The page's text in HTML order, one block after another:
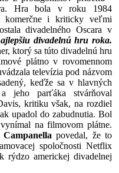
Hra bola v roku 1984
komerčne i kriticky veľmi
divadelného Oscara v
divadelnú hru roka.
ktorý sa túto divadelnú hru
plátno v rovomennom
televízia pod názvom
keďže sa v hlavných
jeho parťáka stvárňoval
kritiku však, na rozdiel
upadol do zabudnutia. Bol
na filmovom plátne.
Campanella povedal, že to
spoločnosti Netflix
rýdzo americkej divadelnej